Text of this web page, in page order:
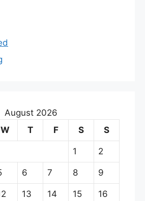
August 2026
W T F S S
1 2
6 7 8 9
13 14 15 16